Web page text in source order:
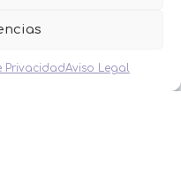
PrivacidadAviso Legal